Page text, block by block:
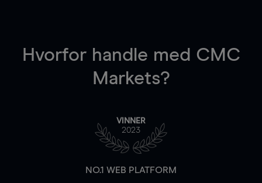
Hvorfor handle med CMC
Markets?
VINNER
2023
NO.1 WEB PLATFORM